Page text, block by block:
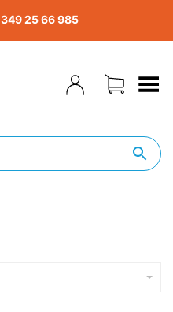
349 25 66 985
Toggle Menu